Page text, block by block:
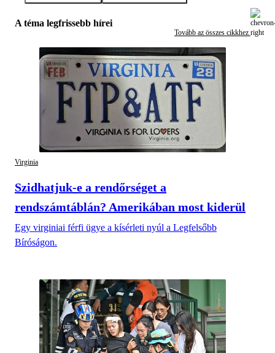
A téma legfrissebb hírei
Tovább az összes cikkhez
Virginia
Szidhatjuk-e a rendőrséget a
rendszámtáblán? Amerikában most kiderül
Egy virginiai férfi ügye a kísérleti nyúl a Legfelsőbb
Bíróságon.